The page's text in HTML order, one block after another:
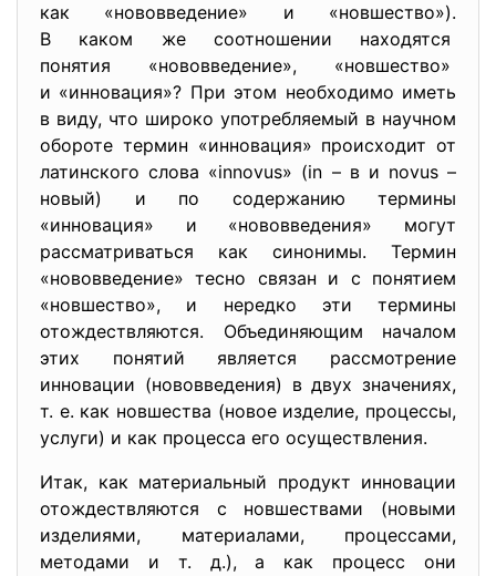
как «нововведение» и «новшество»).
В каком же соотношении находятся
понятия «нововведение», «новшество»
и «инновация»? При этом необходимо иметь
в виду, что широко употребляемый в научном
обороте термин «инновация» происходит от
латинского слова «innovus» (in – в и novus –
новый) и по содержанию термины
«инновация» и «нововведения» могут
рассматриваться как синонимы. Термин
«нововведение» тесно связан и с понятием
«новшество», и нередко эти термины
отождествляются. Объединяющим началом
этих понятий является рассмотрение
инновации (нововведения) в двух значениях,
т. е. как новшества (новое изделие, процессы,
услуги) и как процесса его осуществления.
Итак, как материальный продукт инновации
отождествляются с новшествами (новыми
изделиями, материалами, процессами,
методами и т. д.), а как процесс они